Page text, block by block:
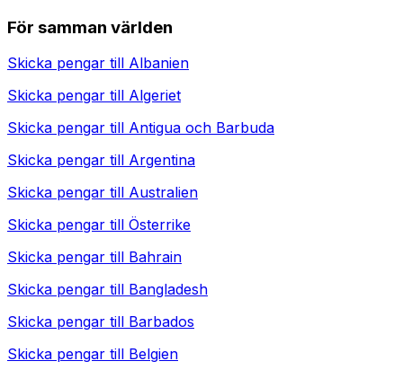
För samman världen
Skicka pengar till Albanien
Skicka pengar till Algeriet
Skicka pengar till Antigua och Barbuda
Skicka pengar till Argentina
Skicka pengar till Australien
Skicka pengar till Österrike
Skicka pengar till Bahrain
Skicka pengar till Bangladesh
Skicka pengar till Barbados
Skicka pengar till Belgien